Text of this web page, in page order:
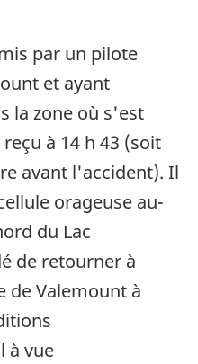
par un pilote
et ayant
la zone où s'est
à 14 h 43 (soit
avant l'accident). Il
orageuse au-
du Lac
de retourner à
de Valemount à
à vue